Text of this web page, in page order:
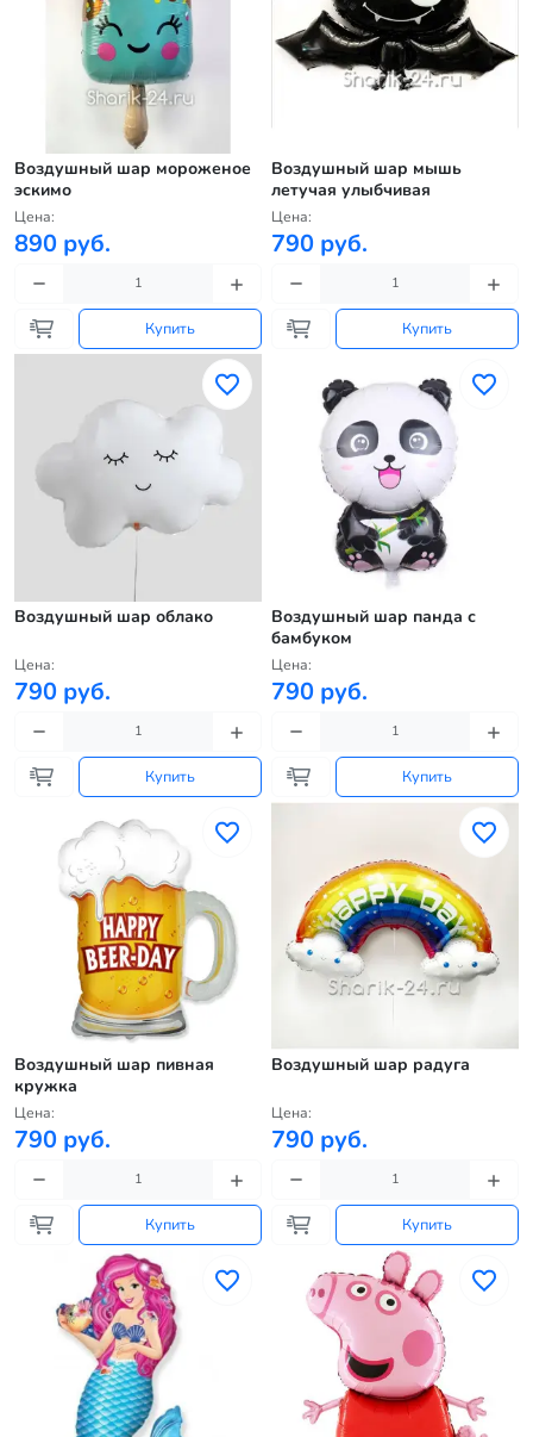
Воздушный шар мороженое
эскимо
Цена:
890 руб.
Купить
Воздушный шар мышь
летучая улыбчивая
Цена:
790 руб.
Купить
Воздушный шар облако
Цена:
790 руб.
Купить
Воздушный шар панда с
бамбуком
Цена:
790 руб.
Купить
Воздушный шар пивная
кружка
Цена:
790 руб.
Купить
Воздушный шар радуга
Цена:
790 руб.
Купить